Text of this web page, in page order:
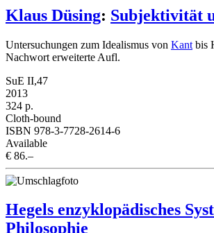
Klaus Düsing: Subjektivität
Untersuchungen zum Idealismus von Kant bis
Nachwort erweiterte Aufl.
SuE II,47
2013
324 p.
Cloth-bound
ISBN 978-3-7728-2614-6
Available
€ 86.–
Hegels enzyklopädisches
Philosophie